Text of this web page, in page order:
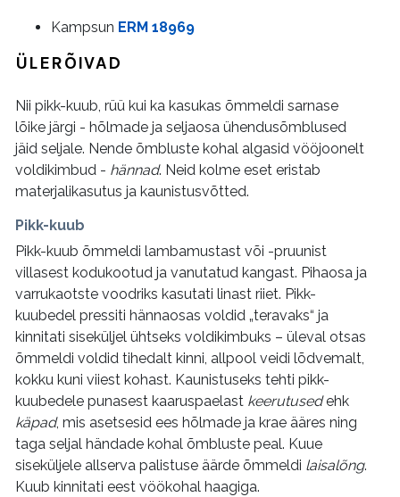
Kampsun ERM 18969
ÜLERÕIVAD
Nii pikk-kuub, rüü kui ka kasukas õmmeldi sarnase
lõike järgi - hõlmade ja seljaosa ühendusõmblused
jäid seljale. Nende õmbluste kohal algasid vööjoonelt
voldikimbud - hännad. Neid kolme eset eristab
materjalikasutus ja kaunistusvõtted.
Pikk-kuub
Pikk-kuub õmmeldi lambamustast või -pruunist
villasest kodukootud ja vanutatud kangast. Pihaosa ja
varrukaotste voodriks kasutati linast riiet. Pikk-
kuubedel pressiti hännaosas voldid „teravaks“ ja
kinnitati siseküljel ühtseks voldikimbuks – üleval otsas
õmmeldi voldid tihedalt kinni, allpool veidi lõdvemalt,
kokku kuni viiest kohast. Kaunistuseks tehti pikk-
kuubedele punasest kaaruspaelast keerutusedehk
käpad, mis asetsesid ees hõlmade ja krae ääres ning
taga seljal händade kohal õmbluste peal. Kuue
siseküljele allserva palistuse äärde õmmeldi laisalõng.
Kuub kinnitati eest vöökohal haagiga.